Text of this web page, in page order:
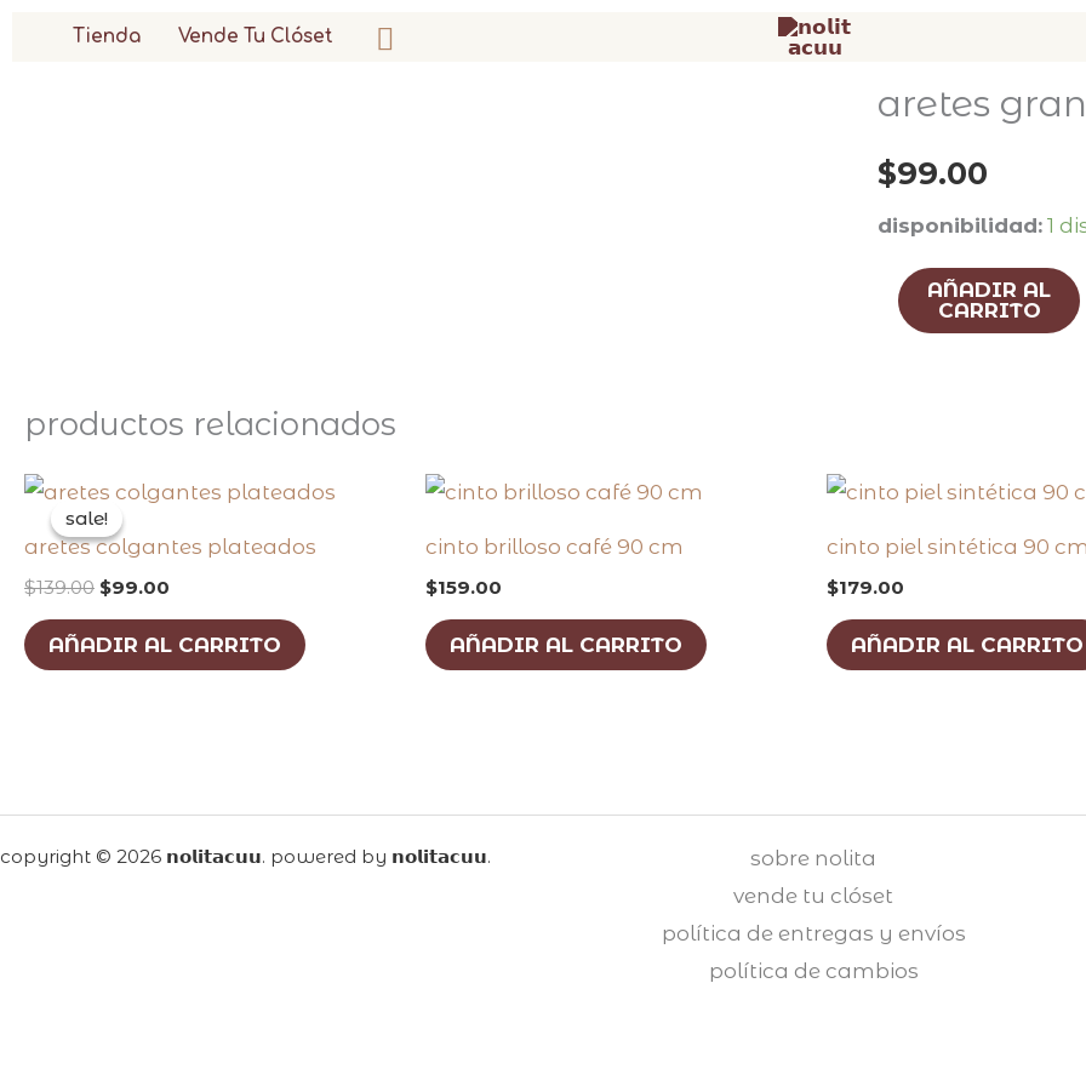
Tienda Vende Tu Clóset buscar
aretes
$99.00
disponibilidad: 1
aretes
madera
cantidad
AÑADIR AL
CARRITO
productos relacionados
sale!
sale!
aretes colgantes plateados
$139.00
original
price
was:
$139.00.
$99.00
current
$99.00.
AÑADIR AL CARRITO
cinto brilloso café 90 cm
$159.00
AÑADIR AL CARRITO
cinto piel sintética 90 cm
$179.00
AÑADIR AL CARRITO
copyright © 2026 𝗻𝗼𝗹𝗶𝘁𝗮𝗰𝘂𝘂. powered by 𝗻𝗼𝗹𝗶𝘁𝗮𝗰𝘂𝘂.
sobre nolita
vende tu clóset
política de entregas y envíos
política de cambios